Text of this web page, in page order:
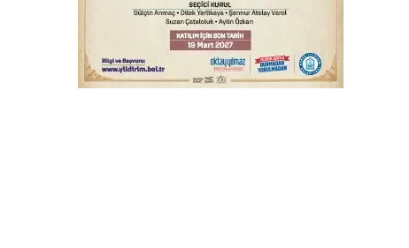
Bursa’da bugün hava nasıl olacak?
Osmangazi’de iş arayanlara destek